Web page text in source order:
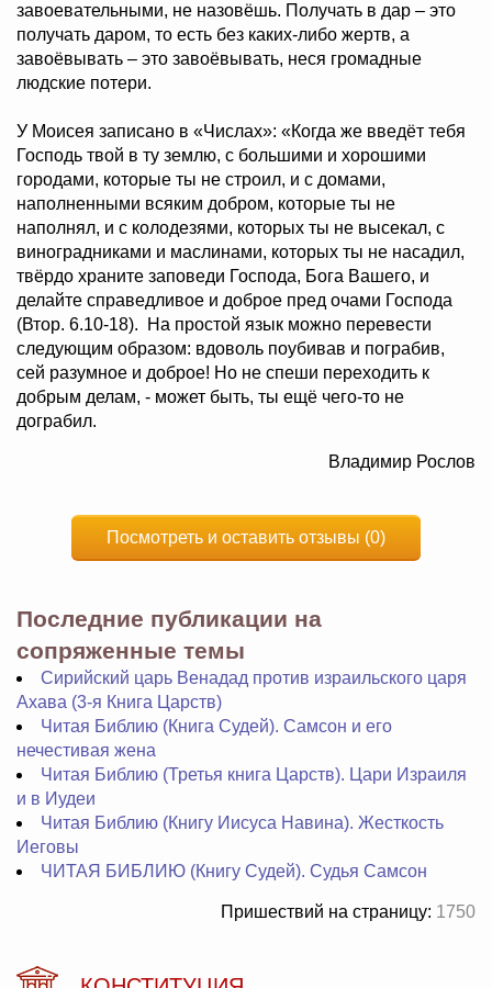
завоевательными, не назовёшь. Получать в дар – это
получать даром, то есть без каких-либо жертв, а
завоёвывать – это завоёвывать, неся громадные
людские потери.
У Моисея записано в «Числах»: «Когда же введёт тебя
Господь твой в ту землю, с большими и хорошими
городами, которые ты не строил, и с домами,
наполненными всяким добром, которые ты не
наполнял, и с колодезями, которых ты не высекал, с
виноградниками и маслинами, которых ты не насадил,
твёрдо храните заповеди Господа, Бога Вашего, и
делайте справедливое и доброе пред очами Господа
(Втор. 6.10-18). На простой язык можно перевести
следующим образом: вдоволь поубивав и пограбив,
сей разумное и доброе! Но не спеши переходить к
добрым делам, - может быть, ты ещё чего-то не
дограбил.
Владимир Рослов
Посмотреть и оставить отзывы (0)
Последние публикации на
сопряженные темы
Сирийский царь Венадад против израильского царя
Ахава (3-я Книга Царств)
Читая Библию (Книга Судей). Самсон и его
нечестивая жена
Читая Библию (Третья книга Царств). Цари Израиля
и в Иудеи
Читая Библию (Книгу Иисуса Навина). Жесткость
Иеговы
ЧИТАЯ БИБЛИЮ (Книгу Судей). Судья Самсон
Пришествий на страницу: 1750